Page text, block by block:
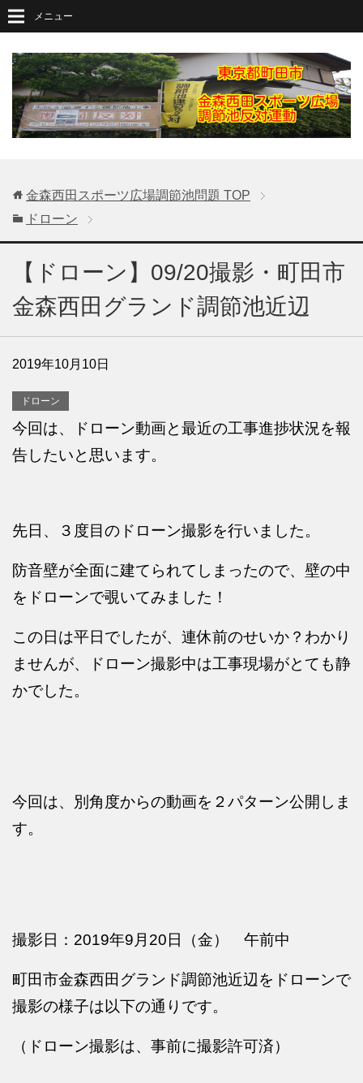
メニュー
金森西田スポーツ広場調節池問題 TOP
ドローン
【ドローン】09/20撮影・町田市
金森西田グランド調節池近辺
2019年10月10日
ドローン
今回は、ドローン動画と最近の工事進捗状況を報
告したいと思います。
先日、３度目のドローン撮影を行いました。
防音壁が全面に建てられてしまったので、壁の中
をドローンで覗いてみました！
この日は平日でしたが、連休前のせいか？わかり
ませんが、ドローン撮影中は工事現場がとても静
かでした。
今回は、別角度からの動画を２パターン公開しま
す。
撮影日：2019年9月20日（金） 午前中
町田市金森西田グランド調節池近辺をドローンで
撮影の様子は以下の通りです。
（ドローン撮影は、事前に撮影許可済）